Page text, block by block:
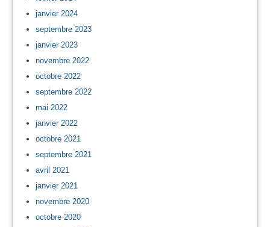
janvier 2024
septembre 2023
janvier 2023
novembre 2022
octobre 2022
septembre 2022
mai 2022
janvier 2022
octobre 2021
septembre 2021
avril 2021
janvier 2021
novembre 2020
octobre 2020